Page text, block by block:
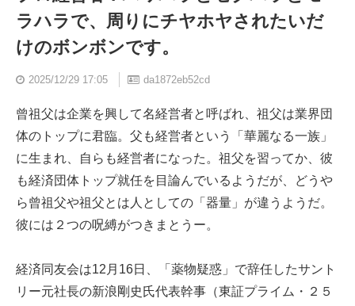
ラハラで、周りにチヤホヤされたいだ
けのボンボンです。
2025/12/29 17:05 da1872eb52cd
曾祖父は企業を興して名経営者と呼ばれ、祖父は業界団
体のトップに君臨。父も経営者という「華麗なる一族」
に生まれ、自らも経営者になった。祖父を習ってか、彼
も経済団体トップ就任を目論んでいるようだが、どうや
ら曾祖父や祖父とは人としての「器量」が違うようだ。
彼には２つの呪縛がつきまとうー。
経済同友会は12月16日、「薬物疑惑」で辞任したサント
リー元社長の新浪剛史氏代表幹事（東証プライム・２５